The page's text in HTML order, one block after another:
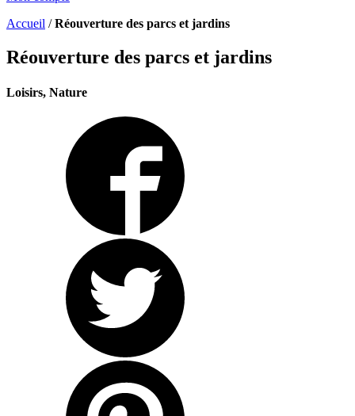
Accueil /Réouverture des parcs et jardins
Réouverture des parcs et jardins
Loisirs, Nature